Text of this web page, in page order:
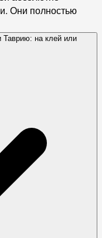
Они полностью
Таврию: на клей или